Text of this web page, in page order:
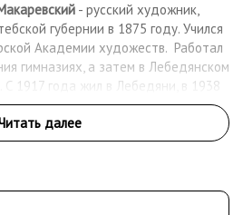
- русский художник,
губернии в 1875 году. Учился
Академии художеств. Работал
гимназиях, а затем в Лебедянском
С 1917 года жил в Лебедяни, в 1938
деятельность, но
оправдан.